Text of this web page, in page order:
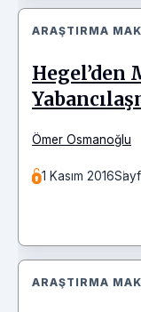
ARAŞTIRMA
Hegel’den
Ömer Osmanoğlu
1 Kasım 2016
ARAŞTIRMA